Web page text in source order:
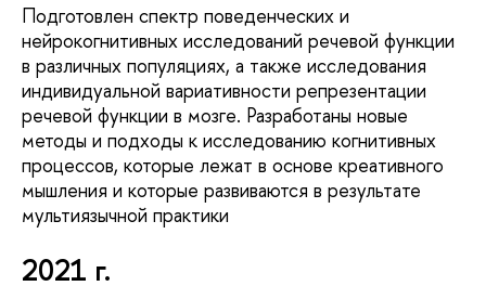
Подготовлен спектр поведенческих и
нейрокогнитивных исследований речевой функции
в различных популяциях, а также исследования
индивидуальной вариативности репрезентации
речевой функции в мозге. Разработаны новые
методы и подходы к исследованию когнитивных
процессов, которые лежат в основе креативного
мышления и которые развиваются в результате
мультиязычной практики
2021 г.